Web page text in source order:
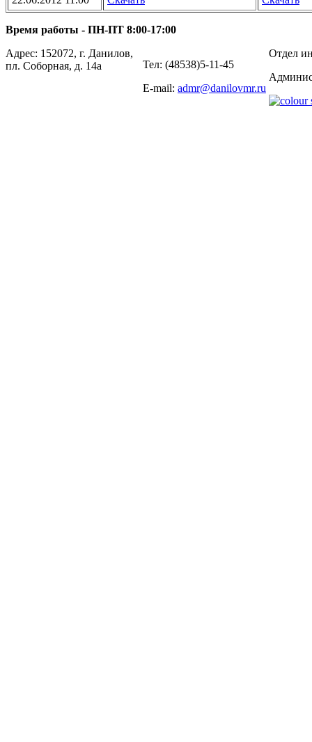
Время работы - ПН-ПТ 8:00-17:00
Адрес: 152072, г. Данилов,
пл. Соборная, д. 14а
Тел: (48538)5-11-45
E-mail: admr@danilovmr.ru
Отдел